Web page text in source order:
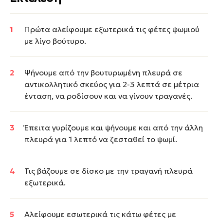
Πρώτα αλείφουμε εξωτερικά τις φέτες ψωμιού
με λίγο βούτυρο.
Ψήνουμε από την βουτυρωμένη πλευρά σε
αντικολλητικό σκεύος για 2-3 λεπτά σε μέτρια
ένταση, να ροδίσουν και να γίνουν τραγανές.
Έπειτα γυρίζουμε και ψήνουμε και από την άλλη
πλευρά για 1 λεπτό να ζεσταθεί το ψωμί.
Τις βάζουμε σε δίσκο με την τραγανή πλευρά
εξωτερικά.
Αλείφουμε εσωτερικά τις κάτω φέτες με